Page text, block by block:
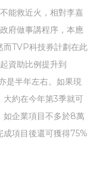
能救近火，相對李嘉
府做事講程序，本應
而TVP科技券計劃在此
資助比例提升到
是半年左右。如果現
大約在今年第3季就可
如企業項目不多於8萬
成項目後還可獲得75%